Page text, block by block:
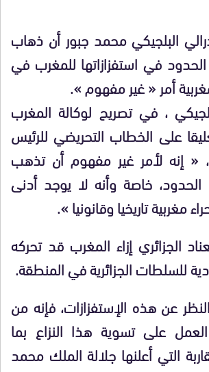
البلجيكي محمد جبور أن ذهاب
الحدود في استفزازاتها للمغرب في
أمر « غير مفهوم ».
، في تصريح لوكالة المغرب
على الخطاب التحريضي للرئيس
، « إنه لأمر غير مفهوم أن تذهب
الحدود، خاصة وأنه لا يوجد أدنى
تاريخيا وقانونيا ».
الجزائري إزاء المغرب قد تحركه
للسلطات الجزائرية في المنطقة.
عن هذه الإستفزازات، فإنه من
على تسوية هذا النزاع بما
التي أعلنها جلالة الملك محمد